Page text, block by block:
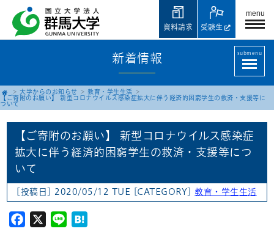
menu
受験生
資料請求
新着情報 submenu
大学からのお知らせ
教育・学生生活
【ご寄附のお願い】 新型コロナウイルス感染症拡大に伴う経済的困窮学生の救済・支援等に
ついて
【ご寄附のお願い】 新型コロナウイルス感染症
拡大に伴う経済的困窮学生の救済・支援等につ
いて
[投稿日] 2020/05/12 TUE [CATEGORY] 教育・学生生活
Facebook
X Line